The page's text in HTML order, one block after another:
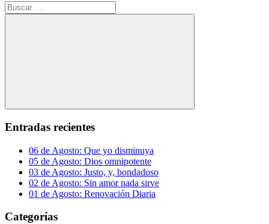
Buscar:
Buscar
Entradas recientes
06 de Agosto: Que yo disminuya
05 de Agosto: Dios omnipotente
03 de Agosto: Justo, y, bondadoso
02 de Agosto: Sin amor nada sirve
01 de Agosto: Renovación Diaria
Categorías